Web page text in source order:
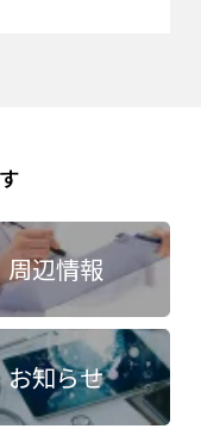
周辺情報
お知らせ